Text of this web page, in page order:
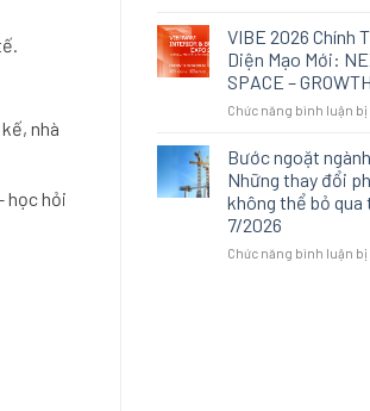
nhà
học hỏi
VIBE 2026 Chính
Diện Mạo Mới:
SPACE –
Chức năng bình luận
Bước ngoặt
Những thay đổi
không thể bỏ qua
7/2026
Chức năng bình luận